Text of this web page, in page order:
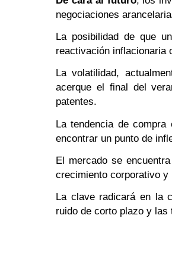
negociaciones
La posibilidad de que
reactivación inflacionaria
La volatilidad,
acerque el final del
patentes.
La tendencia de
encontrar un punto de
El mercado se
crecimiento corporativo
La clave radicará en la
ruido de corto plazo y